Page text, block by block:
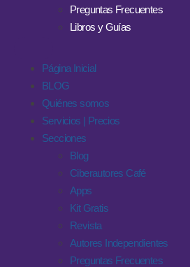
Preguntas Frecuentes
Libros y Guías
Página Inicial
BLOG
Quiénes somos
Servicios | Precios
Secciones
Blog
Ciberautores Café
Apps
Kit Gratis
Revista
Autores Independientes
Preguntas Frecuentes